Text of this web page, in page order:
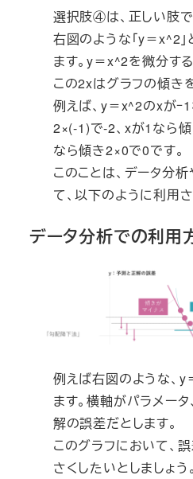
選択肢④は、正しい肢で
右図のような「y＝x^2
ます。y＝x^2を微分す
この2xはグラフの傾き
例えば、y＝x^2のxがｰ1
2×(-1)で-2、xが1なら
なら傾き2×0で0です。
このことは、データ分
て、以下のように利用さ
データ分析での利用
例えば右図のような、
ます。横軸がパラメー
解の誤差だとします。
このグラフにおいて、
さくしたいとしましょ